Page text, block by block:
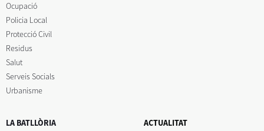
Ocupació
Policia Local
Protecció Civil
Residus
Salut
Serveis Socials
Urbanisme
LA BATLLÒRIA
ACTUALITAT